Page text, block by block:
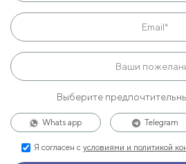
Выберите
Whats app Telegram
Я согласен с условиями и политикой